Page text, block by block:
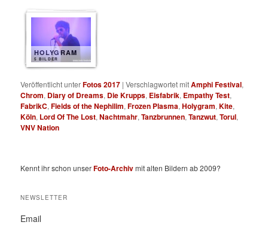
HOLYGRAM
5 BILDER
Veröffentlicht unterFotos 2017 |Verschlagwortet mitAmphi Festival,
Chrom, Diary of Dreams, Die Krupps, Eisfabrik, Empathy Test,
FabrikC,Fields of the Nephilim,Frozen Plasma,Holygram,Kite,
Köln, Lord Of The Lost,Nachtmahr,Tanzbrunnen,Tanzwut,Torul,
VNV Nation
Kennt ihr schon unserFoto-Archivmit alten Bildern ab 2009?
NEWSLETTER
Email